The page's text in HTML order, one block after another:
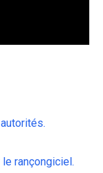
rançongiciel.